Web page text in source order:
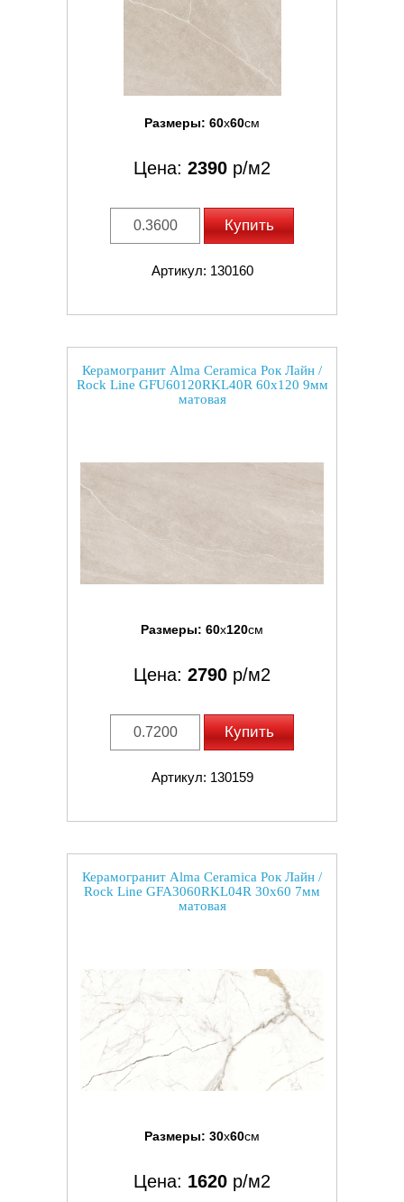
Размеры: 60x60см
Цена: 2390 р/м2
Купить
Артикул: 130160
Керамогранит Alma Ceramica Рок Лайн /
Rock Line GFU60120RKL40R 60x120 9мм
матовая
Размеры: 60x120см
Цена: 2790 р/м2
Купить
Артикул: 130159
Керамогранит Alma Ceramica Рок Лайн /
Rock Line GFA3060RKL04R 30x60 7мм
матовая
Размеры: 30x60см
Цена: 1620 р/м2